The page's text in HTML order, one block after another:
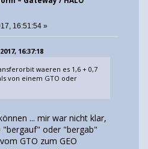
16:51:54 »
16:37:18
waeren es 1,6 + 0,7
von einem GTO oder
... mir war nicht klar,
"bergauf" oder "bergab"
GTO zum GEO